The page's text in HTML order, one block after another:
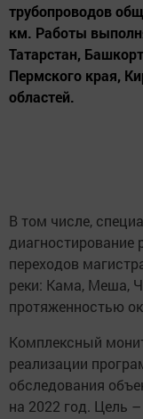
трубопроводов
км. Работы
Татарстан,
Пермского края,
областей.
В том числе,
диагностирование
переходов
реки: Кама, Меша,
протяженностью
Комплексный
реализации
обследования
на 2022 год. Цель